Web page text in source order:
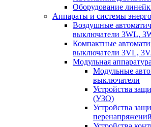
Оборудование
Аппараты и системы
Воздушные
выключатели 3WL,
Компактные
выключатели 3VL,
Модульная
Модульные
выключатели
Устройства
(УЗО)
Устройства
перенапряжений